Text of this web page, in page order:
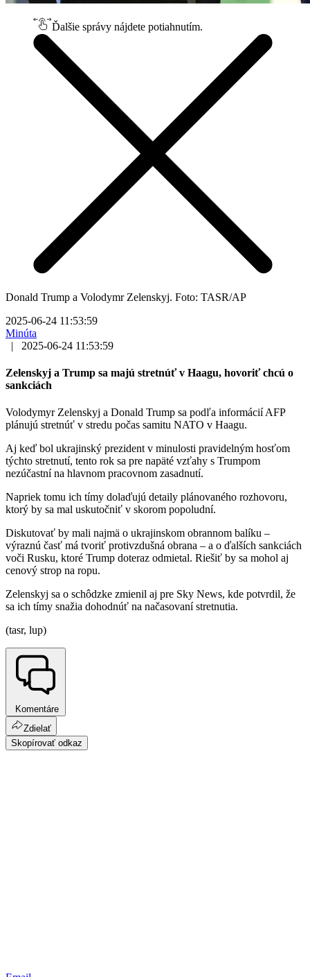
Ďalšie správy nájdete potiahnutím.
Donald Trump a Volodymr Zelenskyj. Foto: TASR/AP
2025-06-24 11:53:59
Minúta
|
2025-06-24 11:53:59
Zelenskyj a Trump sa majú stretnúť v Haagu, hovoriť chcú o
sankciách
Volodymyr Zelenskyj a Donald Trump sa podľa informácií AFP
plánujú stretnúť v stredu počas samitu NATO v Haagu.
Aj keď bol ukrajinský prezident v minulosti pravidelným hosťom
týchto stretnutí, tento rok sa pre napäté vzťahy s Trumpom
nezúčastní na hlavnom pracovnom zasadnutí.
Napriek tomu ich tímy dolaďujú detaily plánovaného rozhovoru,
ktorý by sa mal uskutočniť v skorom popoludní.
Diskutovať by mali najmä o ukrajinskom obrannom balíku –
výraznú časť má tvoriť protivzdušná obrana – a o ďalších sankciách
voči Rusku, ktoré Trump doteraz odmietal. Riešiť by sa mohol aj
cenový strop na ropu.
Zelenskyj sa o schôdzke zmienil aj pre Sky News, kde potvrdil, že
sa ich tímy snažia dohodnúť na načasovaní stretnutia.
(tasr, lup)
Komentáre
Zdielať
Skopírovať odkaz